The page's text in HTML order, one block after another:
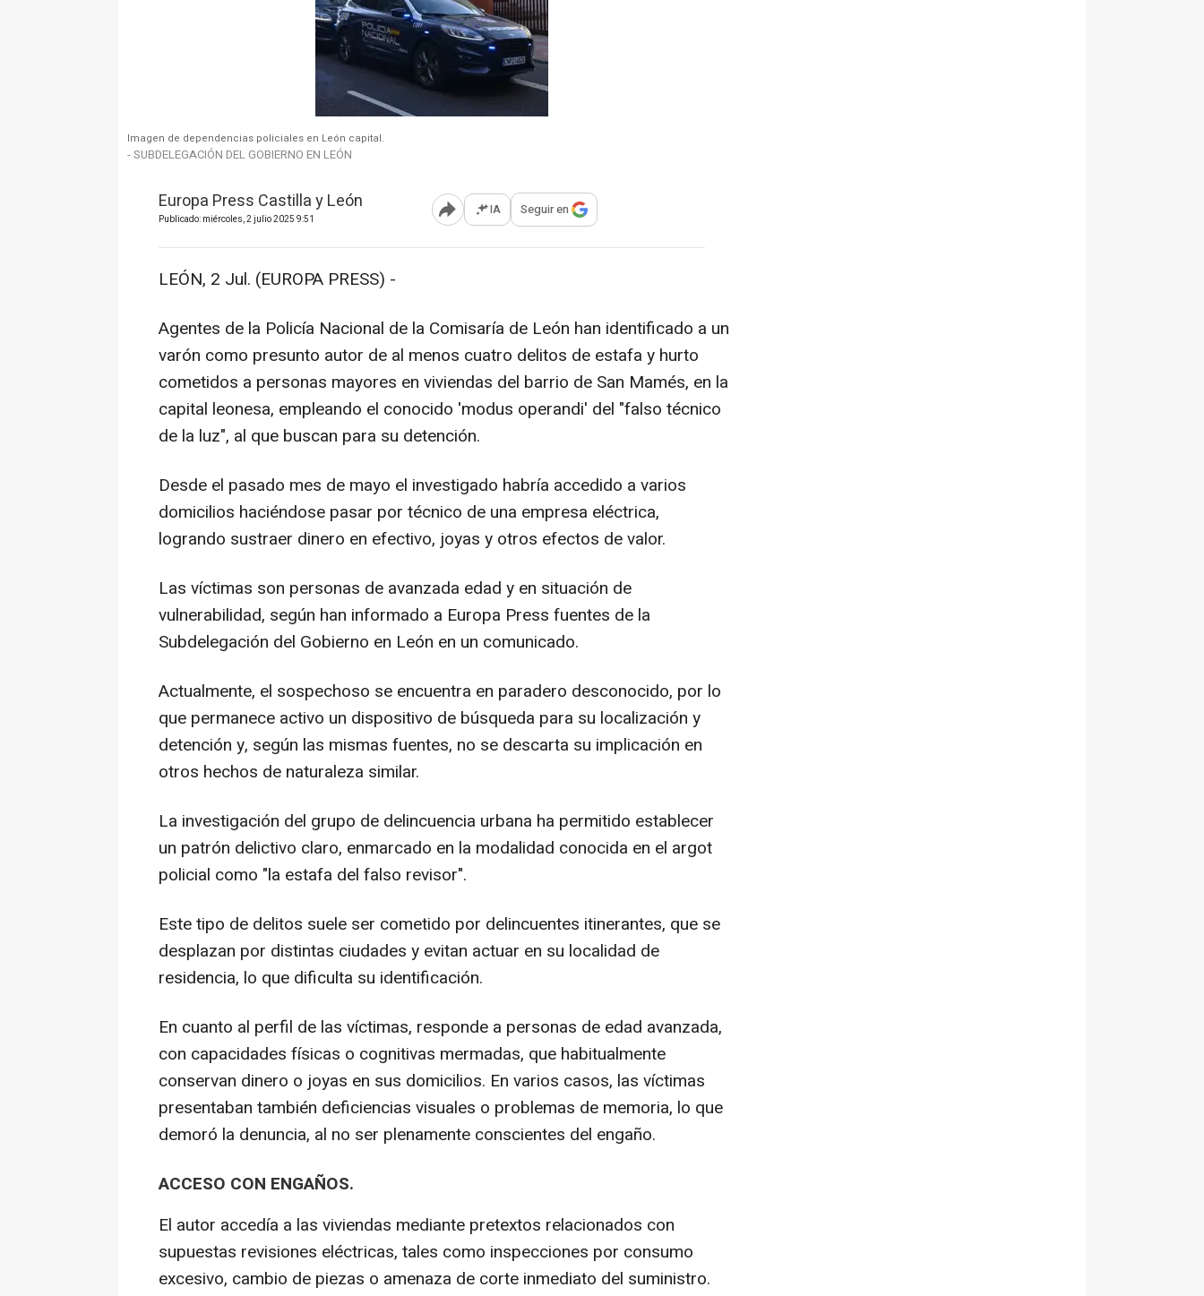
Imagen de dependencias policiales en León capital.
- SUBDELEGACIÓN DEL GOBIERNO EN LEÓN
Europa Press Castilla y León
Publicado: miércoles, 2 julio 2025 9:51 Abrir opciones para compartir
IA Seguir en
LEÓN, 2 Jul. (EUROPA PRESS) -
Agentes de la Policía Nacional de la Comisaría de León han identificado a un
varón como presunto autor de al menos cuatro delitos de estafa y hurto
cometidos a personas mayores en viviendas del barrio de San Mamés, en la
capital leonesa, empleando el conocido 'modus operandi' del "falso técnico
de la luz", al que buscan para su detención.
Desde el pasado mes de mayo el investigado habría accedido a varios
domicilios haciéndose pasar por técnico de una empresa eléctrica,
logrando sustraer dinero en efectivo, joyas y otros efectos de valor.
Las víctimas son personas de avanzada edad y en situación de
vulnerabilidad, según han informado a Europa Press fuentes de la
Subdelegación del Gobierno en León en un comunicado.
Actualmente, el sospechoso se encuentra en paradero desconocido, por lo
que permanece activo un dispositivo de búsqueda para su localización y
detención y, según las mismas fuentes, no se descarta su implicación en
otros hechos de naturaleza similar.
La investigación del grupo de delincuencia urbana ha permitido establecer
un patrón delictivo claro, enmarcado en la modalidad conocida en el argot
policial como "la estafa del falso revisor".
Este tipo de delitos suele ser cometido por delincuentes itinerantes, que se
desplazan por distintas ciudades y evitan actuar en su localidad de
residencia, lo que dificulta su identificación.
En cuanto al perfil de las víctimas, responde a personas de edad avanzada,
con capacidades físicas o cognitivas mermadas, que habitualmente
conservan dinero o joyas en sus domicilios. En varios casos, las víctimas
presentaban también deficiencias visuales o problemas de memoria, lo que
demoró la denuncia, al no ser plenamente conscientes del engaño.
ACCESO CON ENGAÑOS.
El autor accedía a las viviendas mediante pretextos relacionados con
supuestas revisiones eléctricas, tales como inspecciones por consumo
excesivo, cambio de piezas o amenaza de corte inmediato del suministro.